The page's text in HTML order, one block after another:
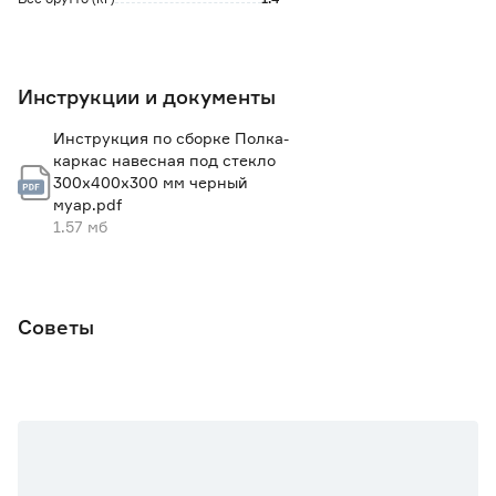
Инструкции и документы
Инструкция по сборке Полка-
каркас навесная под стекло
300х400х300 мм черный
муар.pdf
1.57 мб
Советы